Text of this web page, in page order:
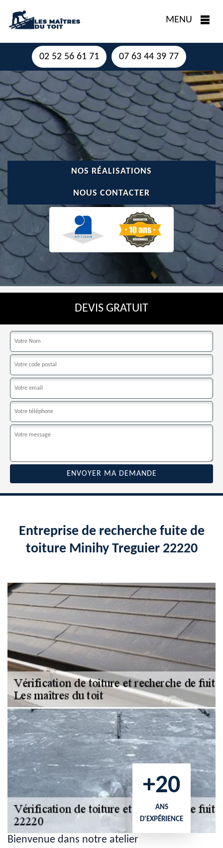
MENU
02 52 56 61 71 07 63 44 39 77
NOS RÉALISATIONS
NOUS CONTACTER
DEVIS GRATUIT
Entreprise de recherche fuite de
toiture Minihy Treguier 22220
+20
ANS
D'EXPÉRIENCE
Bienvenue dans notre atelier